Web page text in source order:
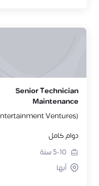
Senior Technician
Maintenance
Ventures)
دوام كامل
5-10سنة
أبها